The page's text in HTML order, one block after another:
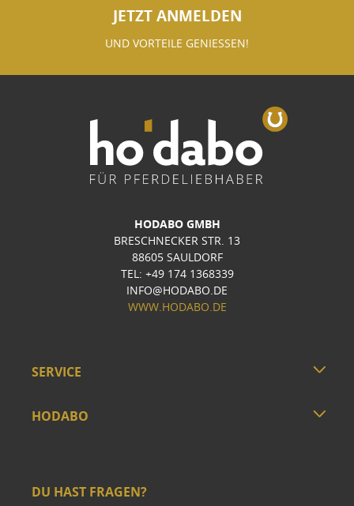
JETZT ANMELDEN
UND VORTEILE GENIESSEN!
HODABO GMBH
BRESCHNECKER STR. 13
88605 SAULDORF
TEL: +49 174 1368339
INFO@HODABO.DE
WWW.HODABO.DE
SERVICE
HODABO
DU HAST FRAGEN?